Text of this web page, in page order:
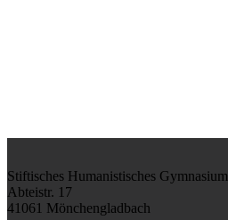
Stiftisches Humanistisches Gymnasium
Abteistr. 17
41061 Mönchengladbach